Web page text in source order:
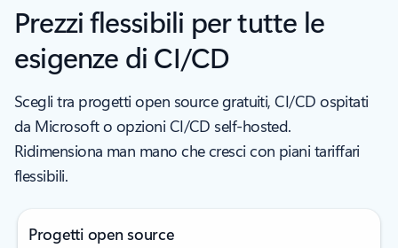
Prezzi flessibili per tutte le
esigenze di CI/CD
Scegli tra progetti open source gratuiti, CI/CD ospitati
da Microsoft o opzioni CI/CD self-hosted.
Ridimensiona man mano che cresci con piani tariffari
flessibili.
Progetti open source